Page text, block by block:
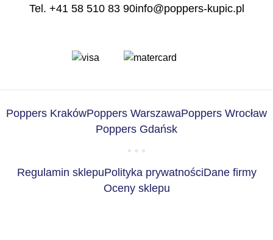
Tel. +41 58 510 83 90info@poppers-kupic.pl
Poppers KrakówPoppers WarszawaPoppers Wrocław
Poppers Gdańsk
Regulamin sklepuPolityka prywatnościDane firmy
Oceny sklepu